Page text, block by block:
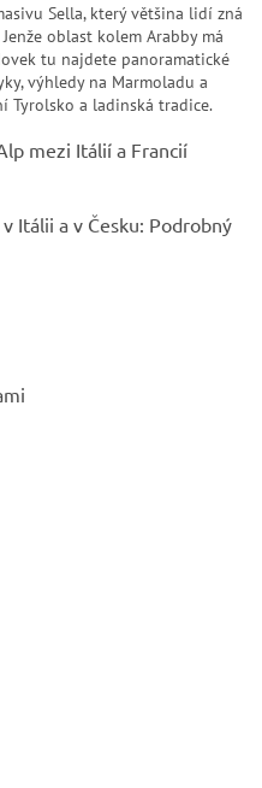
Sella, který většina lidí zná
oblast kolem Arabby má
tu najdete panoramatické
výhledy na Marmoladu a
Tyrolsko a ladinská tradice.
mezi Itálií a Francií
Itálii a v Česku: Podrobný